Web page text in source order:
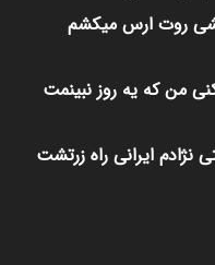
بشی روت ارس میکشم
من که یه روز نبینمت
نژادم ایرانی راه زرتشت